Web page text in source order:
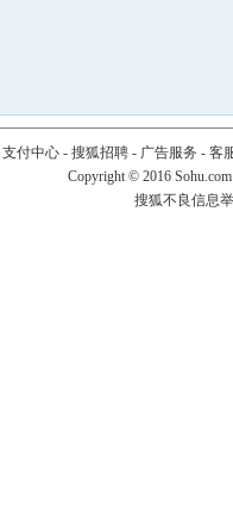
支付中心- 搜狐招聘- 广告服务 - 客
Copyright © 2016
搜狐不良信息